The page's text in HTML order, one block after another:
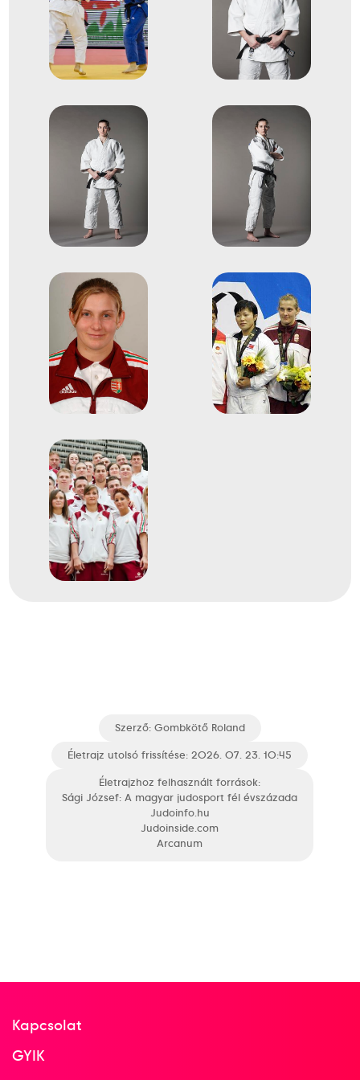
2009
Európa-bajnokság
Baczkó Bernadett
Joó Abigél
Mészáros Anett
Maros Barbara
Csapat 3
2008
2008. aug.
XXIX. nyári olimpiai játékok
Egyéni 57kg
Párizs, Franciaország
Szabó Brigitta
Perge Ilona
Budai Anita
2011
Judo világbajnokság
Szerző: Gombkötő Roland
Életrajz utolsó frissítése: 2026. 07. 23. 10:45
Életrajzhoz felhasznált források:
Sági József: A magyar judosport fél évszázada
Judoinfo.hu
Judoinside.com
Arcanum
Kapcsolat
GYIK